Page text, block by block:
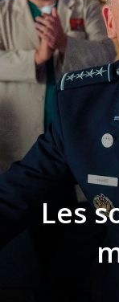
Les